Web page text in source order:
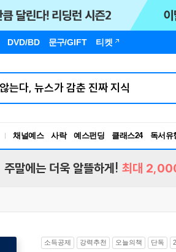
DVD/BD 문구/GIFT 티켓
채널예스 사락 예스펀딩 클래스24
독서유
RBTI
주말에는 더욱 알뜰하게! 최대
소득공제 강력추천 오늘의책 단독